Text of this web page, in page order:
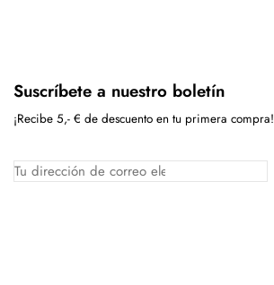
Suscríbete a nuestro boletín
¡Recibe 5,- € de descuento en tu primera compra!